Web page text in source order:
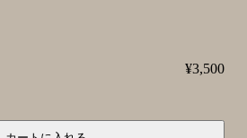
¥3,500